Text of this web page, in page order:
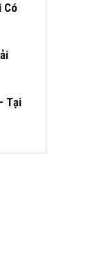
Có
Tại